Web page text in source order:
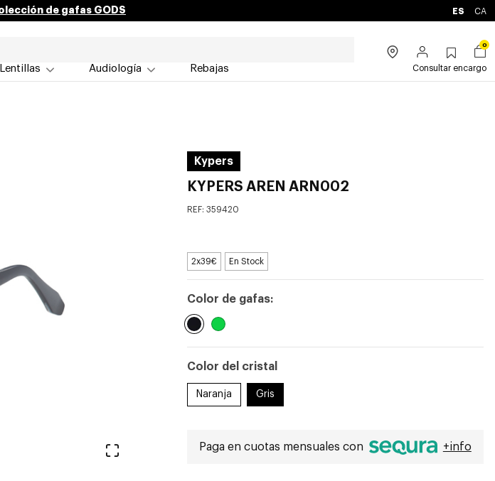
de gafas GODS ES CA
Lentillas Audiología Rebajas
0
Consultar encargo
Ver en pantalla completa
Kypers
KYPERS AREN ARN002
REF: 359420
2x39€ En Stock
Color de gafas:
Color del cristal
Naranja Gris
Paga en cuotas mensuales con +info